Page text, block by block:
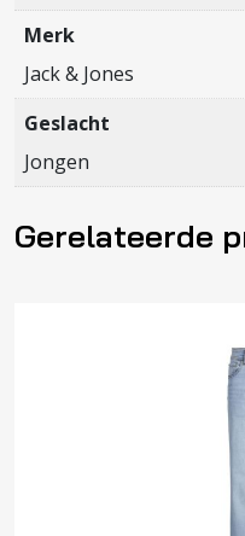
Merk
Jack & Jones
Geslacht
Jongen
Gerelateerde